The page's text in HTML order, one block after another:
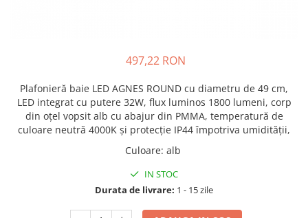
497,22 RON
Plafonieră baie LED AGNES ROUND cu diametru de 49 cm,
LED integrat cu putere 32W, flux luminos 1800 lumeni, corp
din oțel vopsit alb cu abajur din PMMA, temperatură de
culoare neutră 4000K și protecție IP44 împotriva umidității,
Culoare: alb
IN STOC
Durata de livrare: 1 - 15 zile